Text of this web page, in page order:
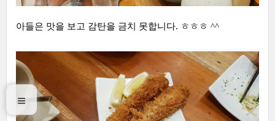
아들은 맛을 보고 감탄을 금치 못합니다. ㅎㅎㅎ ^^